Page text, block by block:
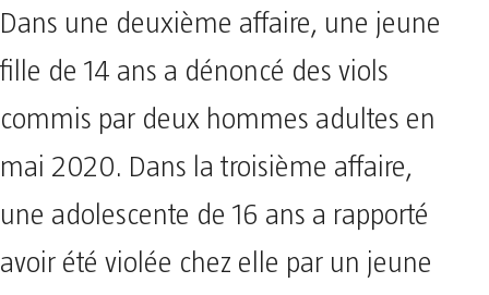
Dans une deuxième affaire, une jeune
fille de 14 ans a dénoncé des viols
commis par deux hommes adultes en
mai 2020. Dans la troisième affaire,
une adolescente de 16 ans a rapporté
avoir été violée chez elle par un jeune